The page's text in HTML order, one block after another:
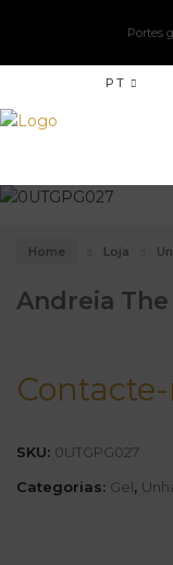
Portes
PT
Home Loja
Andreia The
SKU: 0UTGPG027
Categorias: Gel,